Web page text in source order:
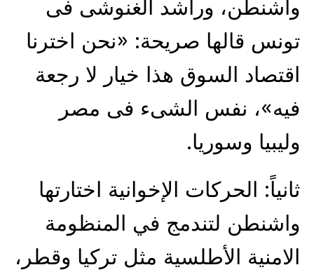
واشنطن، وراشد الغنوشى فى
تونس قالها صريحة: «نحن اخترنا
اقتصاد السوق هذا خيار لا رجعة
فيه»، نفس الشىء فى مصر
وليبيا وسوريا.
ثانياً: الحركات الإخوانية اختارتها
واشنطن لتندمج في المنظومة
الامنية الأطلسية مثل تركيا وقطر،